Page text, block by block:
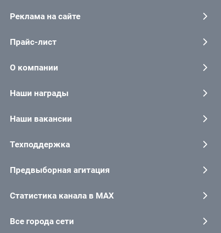
Реклама на сайте
Прайс-лист
О компании
Наши награды
Наши вакансии
Техподдержка
Предвыборная агитация
Статистика канала в MAX
Все города сети